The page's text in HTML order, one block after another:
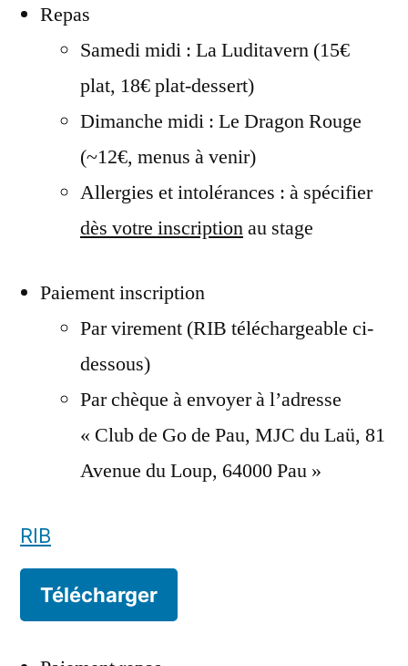
Repas
Samedi midi : La Luditavern (15€
plat, 18€ plat-dessert)
Dimanche midi : Le Dragon Rouge
(~12€, menus à venir)
Allergies et intolérances : à spécifier
dès votre inscriptionau stage
Paiement inscription
Par virement (RIB téléchargeable ci-
dessous)
Par chèque à envoyer à l’adresse
« Club de Go de Pau, MJC du Laü, 81
Avenue du Loup, 64000 Pau »
RIB
Télécharger